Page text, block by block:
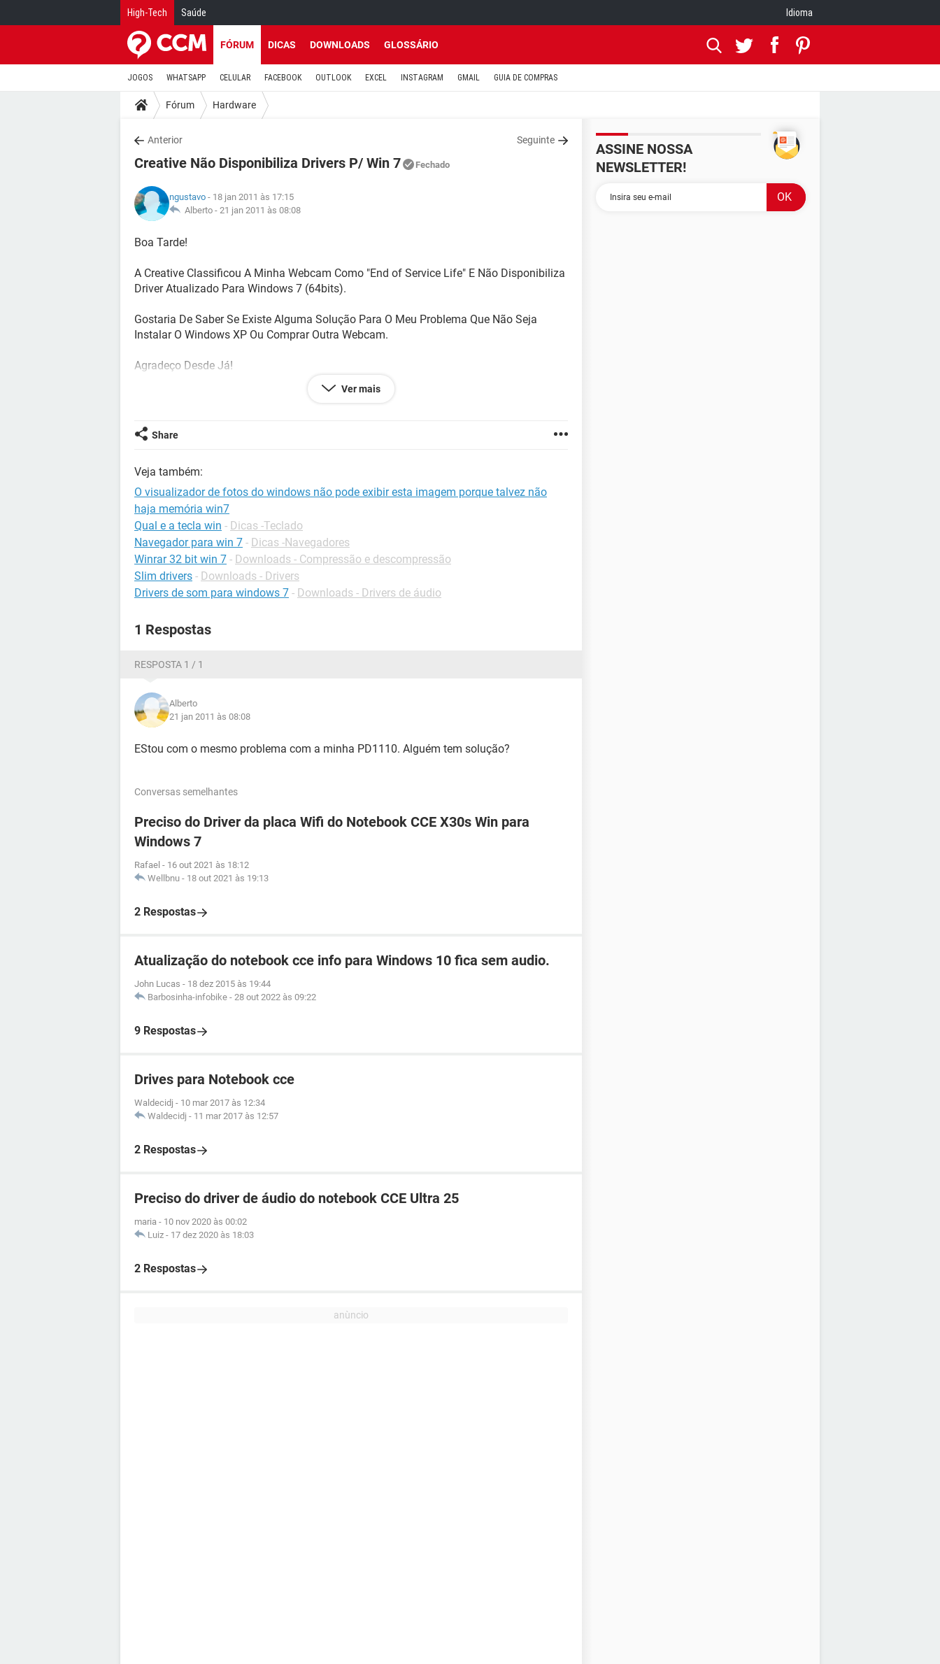
High-Tech Saúde Idioma
FÓRUM DICAS DOWNLOADS GLOSSÁRIO
JOGOS WHATSAPP CELULAR FACEBOOK OUTLOOK EXCEL INSTAGRAM GMAIL GUIA DE COMPRAS
Fórum Hardware
Anterior Seguinte
Creative Não Disponibiliza Drivers P/ Win 7 Fechado
ngustavo - 18 jan 2011 às 17:15
Alberto - 21 jan 2011 às 08:08
Boa Tarde!
A Creative Classificou A Minha Webcam Como "End of Service Life" E Não Disponibiliza
Driver Atualizado Para Windows 7 (64bits).
Gostaria De Saber Se Existe Alguma Solução Para O Meu Problema Que Não Seja
Instalar O Windows XP Ou Comprar Outra Webcam.
Agradeço Desde Já!
Ver mais
Share
Veja também:
O visualizador de fotos do windows não pode exibir esta imagem porque talvez não
haja memória win7
Qual e a tecla win - Dicas -Teclado
Navegador para win 7 - Dicas -Navegadores
Winrar 32 bit win 7 - Downloads - Compressão e descompressão
Slim drivers - Downloads - Drivers
Drivers de som para windows 7 - Downloads - Drivers de áudio
1 Respostas
RESPOSTA 1 / 1
Alberto
21 jan 2011 às 08:08
EStou com o mesmo problema com a minha PD1110. Alguém tem solução?
Conversas semelhantes
Preciso do Driver da placa Wifi do Notebook CCE X30s Win para
Windows 7
Rafael - 16 out 2021 às 18:12
Wellbnu - 18 out 2021 às 19:13
2 Respostas
Atualização do notebook cce info para Windows 10 fica sem audio.
John Lucas - 18 dez 2015 às 19:44
Barbosinha-infobike - 28 out 2022 às 09:22
9 Respostas
Drives para Notebook cce
Waldecidj - 10 mar 2017 às 12:34
Waldecidj - 11 mar 2017 às 12:57
2 Respostas
Preciso do driver de áudio do notebook CCE Ultra 25
maria - 10 nov 2020 às 00:02
Luiz - 17 dez 2020 às 18:03
2 Respostas
ASSINE NOSSA
NEWSLETTER!